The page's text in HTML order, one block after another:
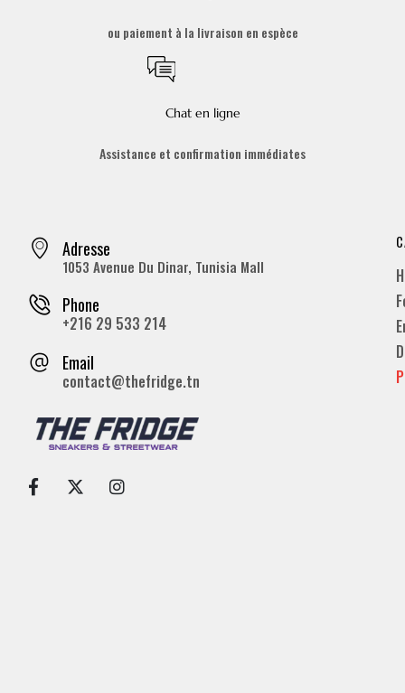
ou paiement à la livraison en espèce
Chat en ligne
Assistance et confirmation immédiates
Adresse
1053 Avenue Du Dinar, Tunisia Mall
Phone
+216 29 533 214
Email
contact@thefridge.tn